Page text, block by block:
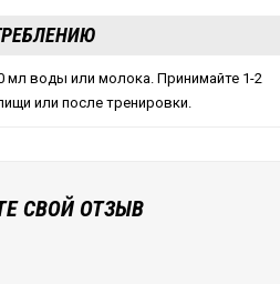
мл воды или молока. Принимайте 1-2
или после тренировки.
СВОЙ ОТЗЫВ